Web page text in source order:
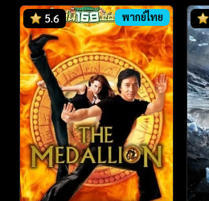
5.6 พากย์ไทย